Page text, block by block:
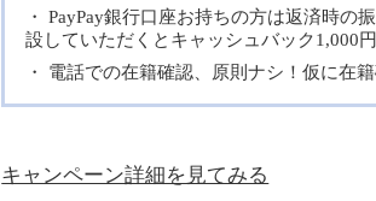
PayPay銀行口座お持ちの方は返済時の
設していただくとキャッシュバック1,000円
電話での在籍確認、原則ナシ！仮に在
キャンペーン詳細を見てみる